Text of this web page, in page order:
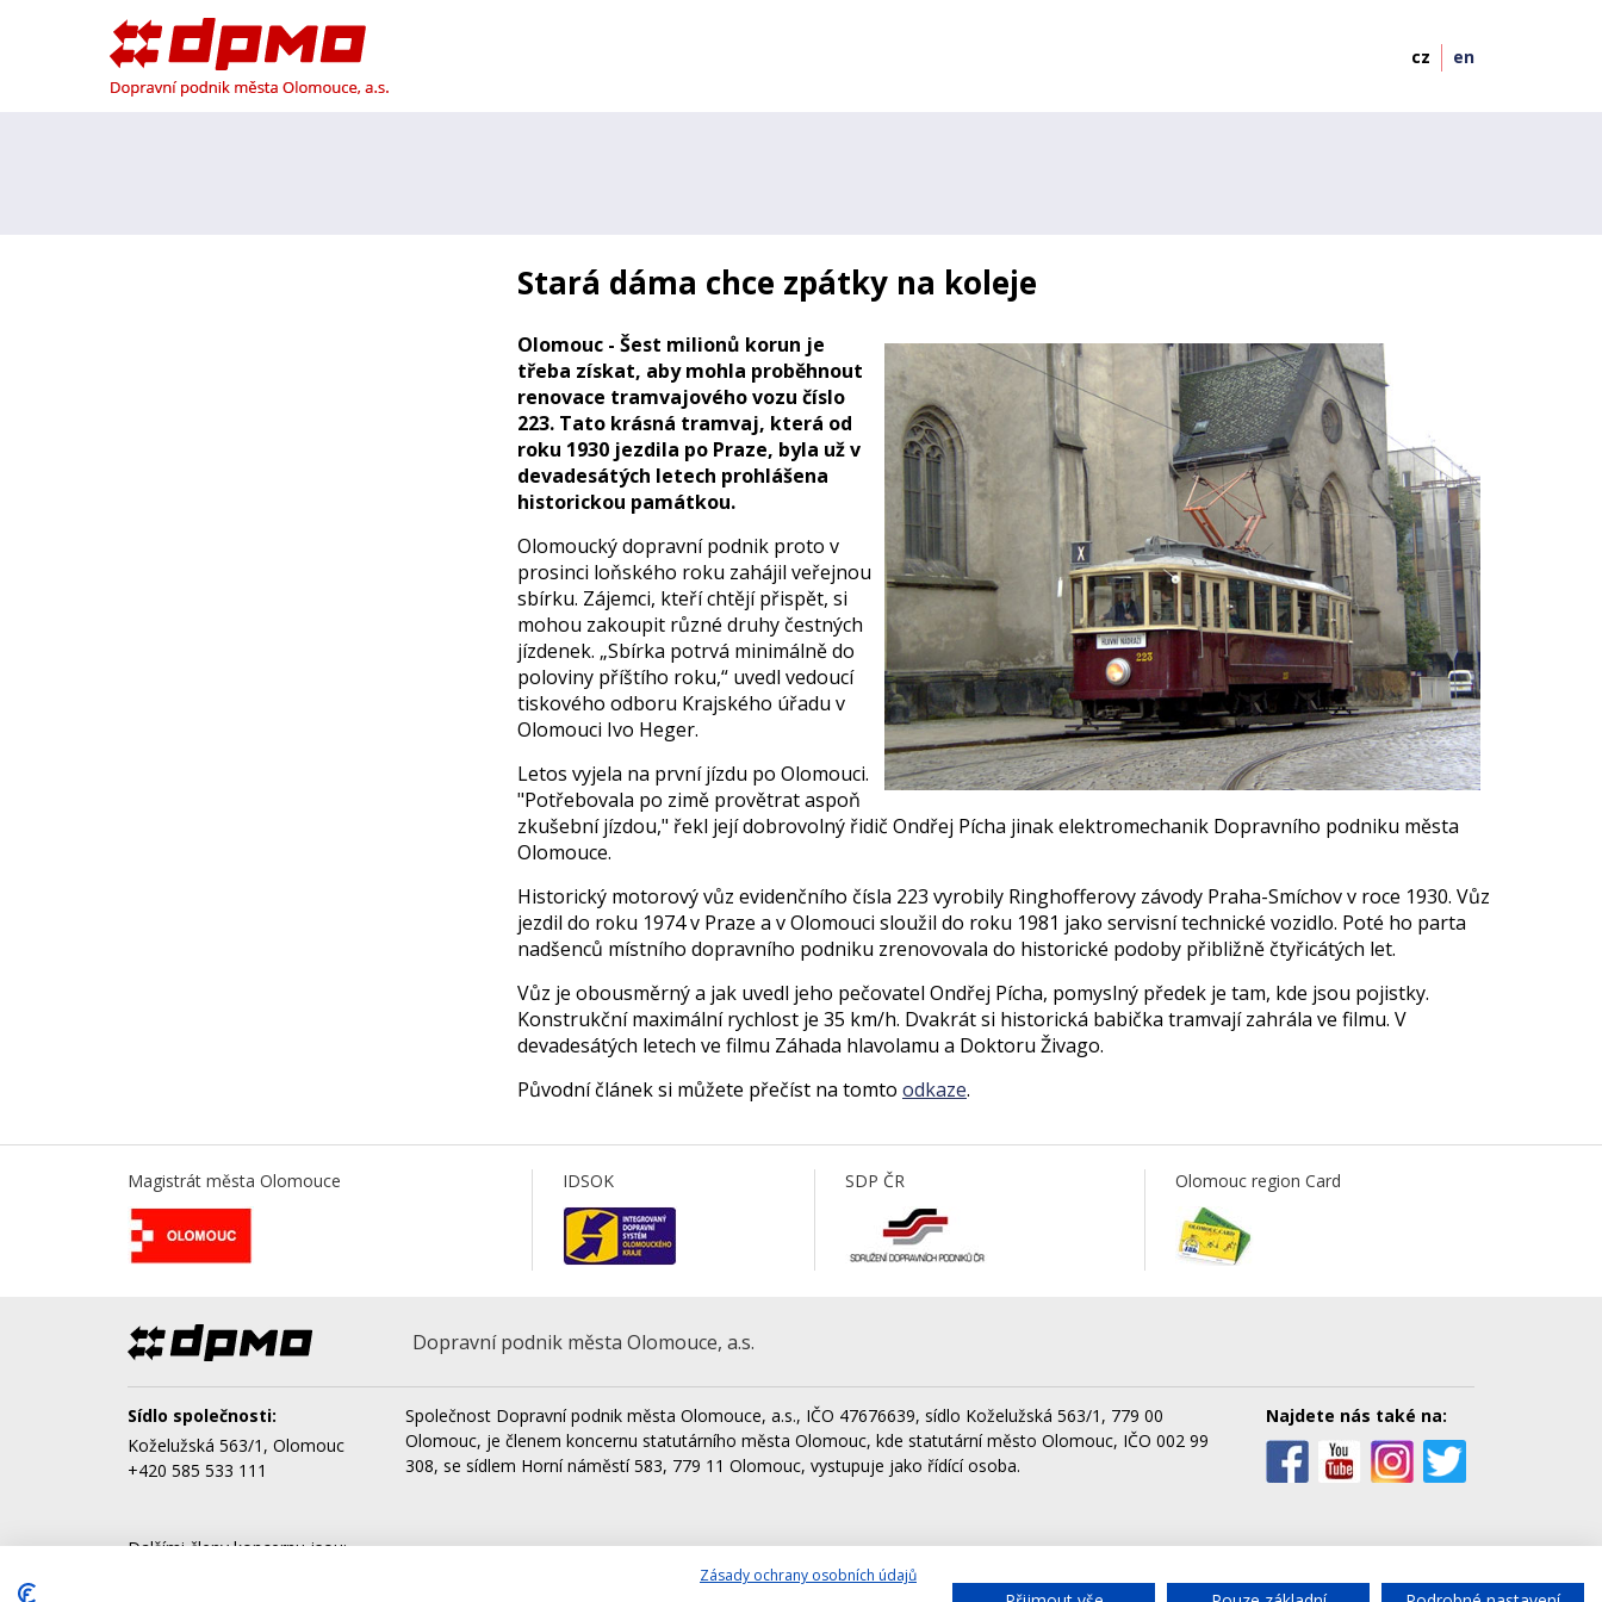
cz en
Stará dáma chce zpátky na koleje
Olomouc - Šest milionů korun je
třeba získat, aby mohla proběhnout
renovace tramvajového vozu číslo
223. Tato krásná tramvaj, která od
roku 1930 jezdila po Praze, byla už v
devadesátých letech prohlášena
historickou památkou.
Olomoucký dopravní podnik proto v
prosinci loňského roku zahájil veřejnou
sbírku. Zájemci, kteří chtějí přispět, si
mohou zakoupit různé druhy čestných
jízdenek. „Sbírka potrvá minimálně do
poloviny příštího roku,“ uvedl vedoucí
tiskového odboru Krajského úřadu v
Olomouci Ivo Heger.
Letos vyjela na první jízdu po Olomouci.
"Potřebovala po zimě provětrat aspoň
zkušební jízdou," řekl její dobrovolný řidič Ondřej Pícha jinak elektromechanik Dopravního podniku města
Olomouce.
Historický motorový vůz evidenčního čísla 223 vyrobily Ringhofferovy závody Praha-Smíchov v roce 1930. Vůz
jezdil do roku 1974 v Praze a v Olomouci sloužil do roku 1981 jako servisní technické vozidlo. Poté ho parta
nadšenců místního dopravního podniku zrenovovala do historické podoby přibližně čtyřicátých let.
Vůz je obousměrný a jak uvedl jeho pečovatel Ondřej Pícha, pomyslný předek je tam, kde jsou pojistky.
Konstrukční maximální rychlost je 35 km/h. Dvakrát si historická babička tramvají zahrála ve filmu. V
devadesátých letech ve filmu Záhada hlavolamu a Doktoru Živago.
Původní článek si můžete přečíst na tomto odkaze.
Magistrát města Olomouce IDSOK SDP ČR Olomouc region Card
Dopravní podnik města Olomouce, a.s.
Sídlo společnosti:
Koželužská 563/1, Olomouc
+420 585 533 111
Společnost Dopravní podnik města Olomouce, a.s., IČO 47676639, sídlo Koželužská 563/1, 779 00
Olomouc, je členem koncernu statutárního města Olomouc, kde statutární město Olomouc, IČO 002 99
308, se sídlem Horní náměstí 583, 779 11 Olomouc, vystupuje jako řídící osoba.
Najdete nás také na:
Dalšími členy koncernu jsou:
Lesy města Olomouce, a.s.
Technické služby města Olomouce, a.s.
Zásady ochrany osobních údajů